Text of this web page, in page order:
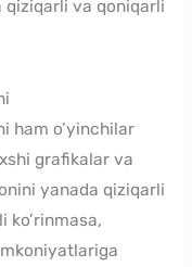
qiziqarli va qoniqarli
ham o’yinchilar
grafikalar va
yanada qiziqarli
ko’rinmasa,